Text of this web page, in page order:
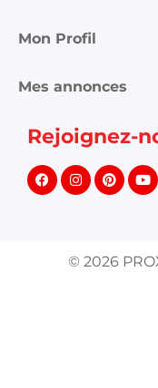
Mon Profil
Mes annonces
Rejoignez-
© 2026